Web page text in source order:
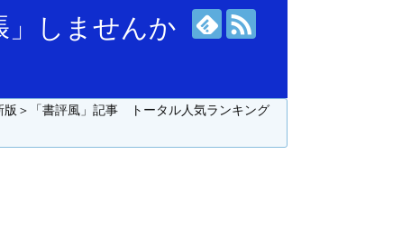
」しませんか
版＞「書評風」記事 トータル人気ランキング